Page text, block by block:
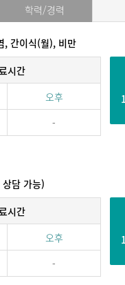
학력/경력
, 간이식(월), 비만
시간
오후
-
담 가능)
시간
오후
-